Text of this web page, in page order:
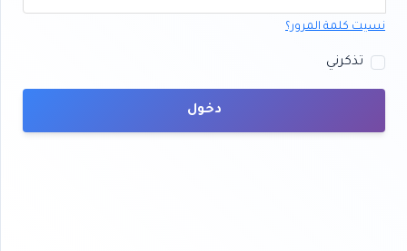
نسيت كلمة المرور؟
تذكرني
دخول